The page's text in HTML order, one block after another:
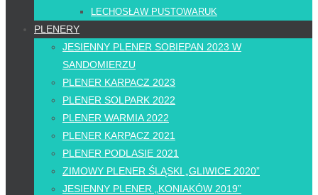
LECHOSŁAW PUSTOWARUK
PLENERY
JESIENNY PLENER SOBIEPAN 2023 W
SANDOMIERZU
PLENER KARPACZ 2023
PLENER SOLPARK 2022
PLENER WARMIA 2022
PLENER KARPACZ 2021
PLENER PODLASIE 2021
ZIMOWY PLENER ŚLĄSKI „GLIWICE 2020”
JESIENNY PLENER „KONIAKÓW 2019”